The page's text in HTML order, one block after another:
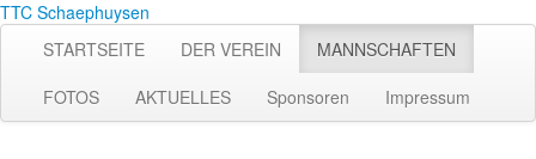
TTC Schaephuysen
STARTSEITE
DER VEREIN
MANNSCHAFTEN
FOTOS
AKTUELLES Sponsoren Impressum